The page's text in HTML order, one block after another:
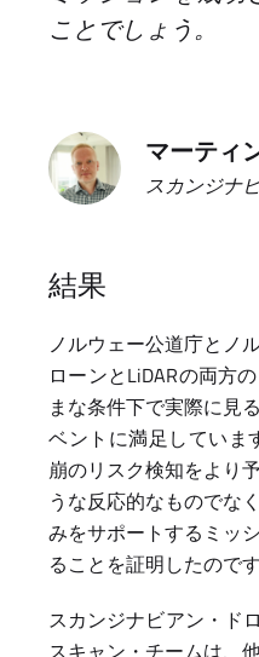
ことでしょう。
マーティ
スカンジナ
結果
ノルウェー公道庁とノ
ローンとLiDARの両方
まな条件下で実際に見
ベントに満足していま
崩のリスク検知をより
うな反応的なものでな
みをサポートするミッ
ることを証明したのです
スカンジナビアン・ド
スキャン・チームは、